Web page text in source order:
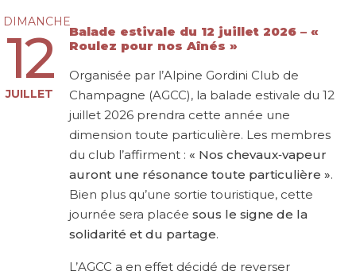
DIMANCHE
12
JUILLET
Balade estivale du 12 juillet 2026 – «
Roulez pour nos Aînés »
Organisée par l’Alpine Gordini Club de
Champagne (AGCC), la balade estivale du 12
juillet 2026 prendra cette année une
dimension toute particulière. Les membres
du club l’affirment : « Nos chevaux‑vapeur
auront une résonance toute particulière ».
Bien plus qu’une sortie touristique, cette
journée sera placée sous le signe de la
solidarité et du partage.
L’AGCC a en effet décidé de reverser